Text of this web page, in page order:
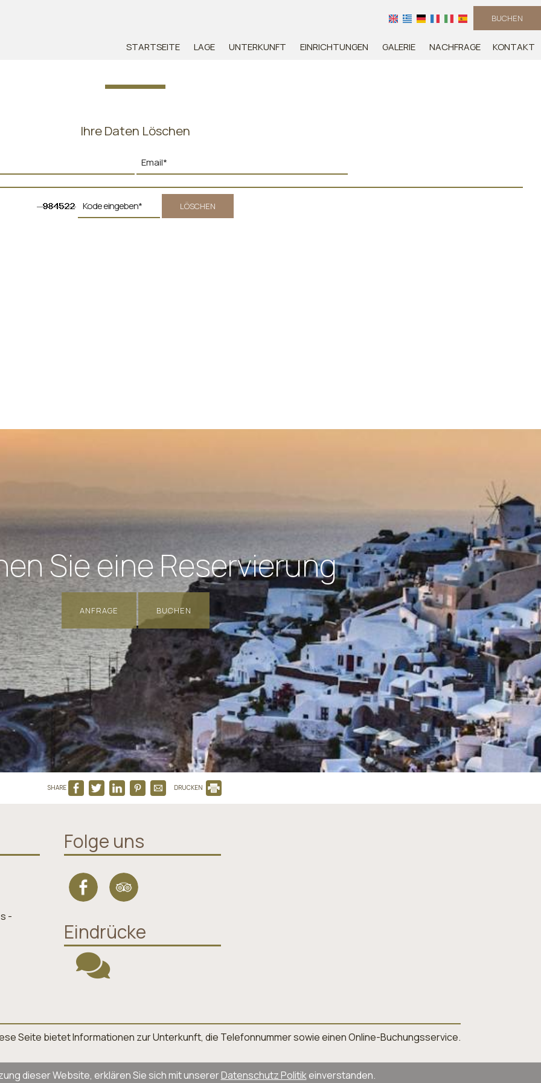
BUCHEN
STARTSEITE LAGE UNTERKUNFT EINRICHTUNGEN GALERIE NACHFRAGE KONTAKT
Ihre Daten Löschen
LÖSCHEN
Sie eine Reservierung
ANFRAGE BUCHEN
SHARE DRUCKEN
-
Folge uns
Eindrücke
Seite bietet Informationen zur Unterkunft, die Telefonnummer sowie einen Online-Buchungsservice.
dieser Website, erklären Sie sich mit unsererDatenschutz Politikeinverstanden.